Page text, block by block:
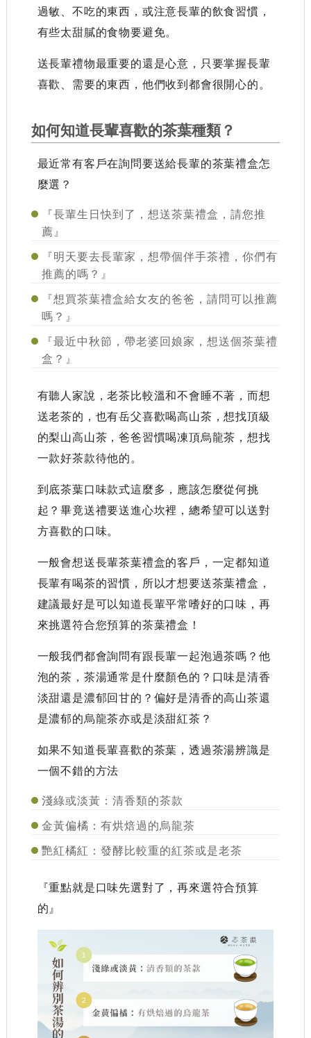
過敏、不吃的東西，或注意長輩的飲食習慣，
有些太甜膩的食物要避免。
送長輩禮物最重要的還是心意，只要掌握長輩
喜歡、需要的東西，他們收到都會很開心的。
如何知道長輩喜歡的茶葉種類？
最近常有客戶在詢問要送給長輩的茶葉禮盒怎
麼選？
『長輩生日快到了，想送茶葉禮盒，請您推
薦』
『明天要去長輩家，想帶個伴手茶禮，你們有
推薦的嗎？』
『想買茶葉禮盒給女友的爸爸，請問可以推薦
嗎？』
『最近中秋節，帶老婆回娘家，想送個茶葉禮
盒？』
有聽人家說，老茶比較溫和不會睡不著，而想
送老茶的，也有岳父喜歡喝高山茶，想找頂級
的梨山高山茶，爸爸習慣喝凍頂烏龍茶，想找
一款好茶款待他的。
到底茶葉口味款式這麼多，應該怎麼從何挑
起？畢竟送禮要送進心坎裡，總希望可以送對
方喜歡的口味。
一般會想送長輩茶葉禮盒的客戶，一定都知道
長輩有喝茶的習慣，所以才想要送茶葉禮盒，
建議最好是可以知道長輩平常嗜好的口味，再
來挑選符合您預算的茶葉禮盒！
一般我們都會詢問有跟長輩一起泡過茶嗎？他
泡的茶，茶湯通常是什麼顏色的？口味是清香
淡甜還是濃郁回甘的？偏好是清香的高山茶還
是濃郁的烏龍茶亦或是淡甜紅茶？
如果不知道長輩喜歡的茶葉，透過茶湯辨識是
一個不錯的方法
淺綠或淡黃：清香類的茶款
金黃偏橘：有烘焙過的烏龍茶
艷紅橘紅：發酵比較重的紅茶或是老茶
『重點就是口味先選對了，再來選符合預算
的』